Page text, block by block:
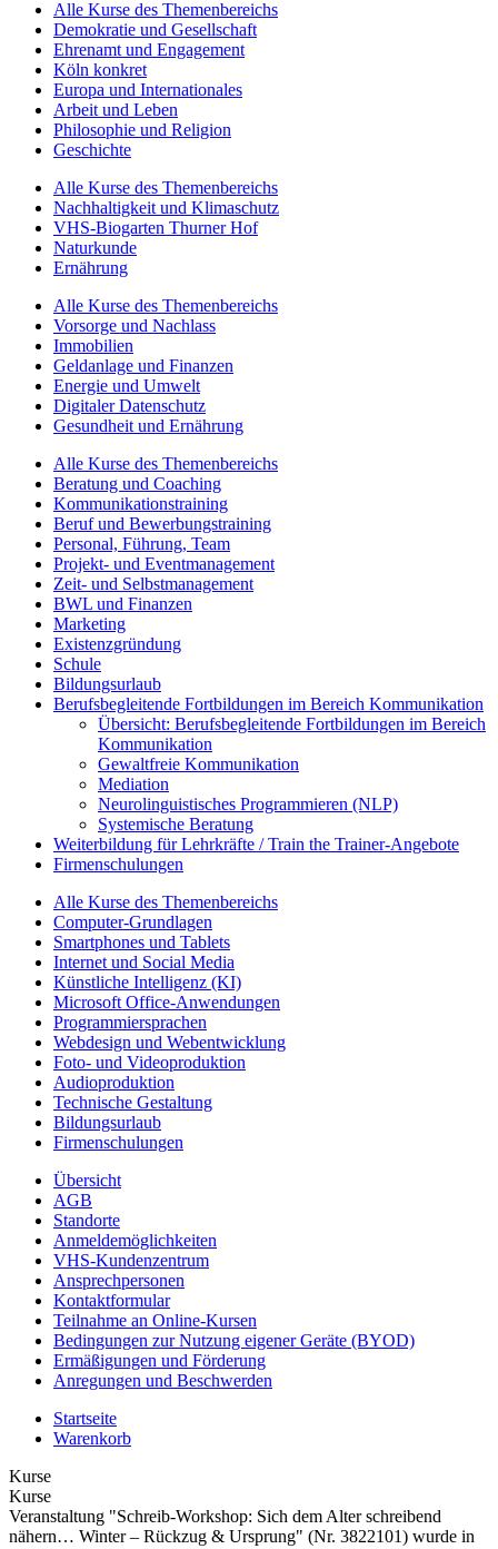
Alle Kurse des Themenbereichs
Demokratie und Gesellschaft
Ehrenamt und Engagement
Köln konkret
Europa und Internationales
Arbeit und Leben
Philosophie und Religion
Geschichte
Alle Kurse des Themenbereichs
Nachhaltigkeit und Klimaschutz
VHS-Biogarten Thurner Hof
Naturkunde
Ernährung
Alle Kurse des Themenbereichs
Vorsorge und Nachlass
Immobilien
Geldanlage und Finanzen
Energie und Umwelt
Digitaler Datenschutz
Gesundheit und Ernährung
Alle Kurse des Themenbereichs
Beratung und Coaching
Kommunikationstraining
Beruf und Bewerbungstraining
Personal, Führung, Team
Projekt- und Eventmanagement
Zeit- und Selbstmanagement
BWL und Finanzen
Marketing
Existenzgründung
Schule
Bildungsurlaub
Berufsbegleitende Fortbildungen im Bereich Kommunikation
Übersicht: Berufsbegleitende Fortbildungen im Bereich
Kommunikation
Gewaltfreie Kommunikation
Mediation
Neurolinguistisches Programmieren (NLP)
Systemische Beratung
Weiterbildung für Lehrkräfte / Train the Trainer-Angebote
Firmenschulungen
Alle Kurse des Themenbereichs
Computer-Grundlagen
Smartphones und Tablets
Internet und Social Media
Künstliche Intelligenz (KI)
Microsoft Office-Anwendungen
Programmiersprachen
Webdesign und Webentwicklung
Foto- und Videoproduktion
Audioproduktion
Technische Gestaltung
Bildungsurlaub
Firmenschulungen
Übersicht
AGB
Standorte
Anmeldemöglichkeiten
VHS-Kundenzentrum
Ansprechpersonen
Kontaktformular
Teilnahme an Online-Kursen
Bedingungen zur Nutzung eigener Geräte (BYOD)
Ermäßigungen und Förderung
Anregungen und Beschwerden
Startseite
Warenkorb
Kurse
Kurse
Veranstaltung "Schreib-Workshop: Sich dem Alter schreibend
nähern… Winter – Rückzug & Ursprung" (Nr. 3822101) wurde in